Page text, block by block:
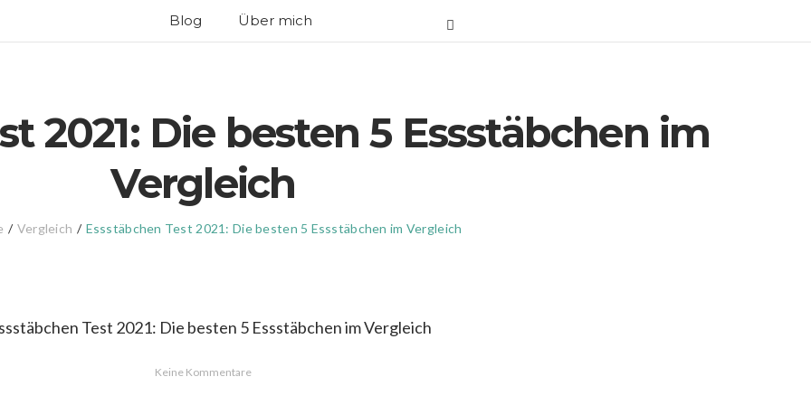
Blog Über mich
2021: Die besten 5 Essstäbchen im
Vergleich
/ Vergleich / Essstäbchen Test 2021: Die besten 5 Essstäbchen im Vergleich
Keine Kommentare